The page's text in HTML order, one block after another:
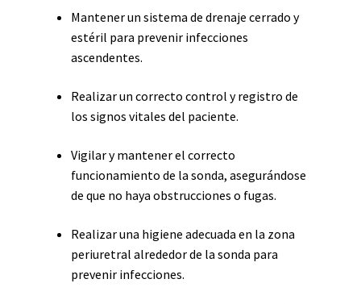
Mantener un sistema de drenaje cerrado y
estéril para prevenir infecciones
ascendentes.
Realizar un correcto control y registro de
los signos vitales del paciente.
Vigilar y mantener el correcto
funcionamiento de la sonda, asegurándose
de que no haya obstrucciones o fugas.
Realizar una higiene adecuada en la zona
periuretral alrededor de la sonda para
prevenir infecciones.